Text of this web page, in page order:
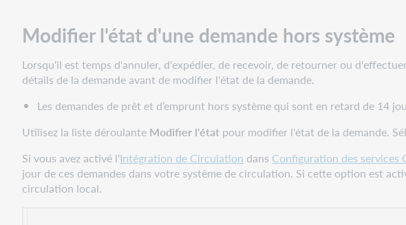
Modifier l'état d'une demande hors système
Lorsqu'il est temps d'annuler, d'expédier, de recevoir, de retourner ou
détails de la demande avant de modifier l'état de la demande.
Les demandes de prêt et d’emprunt hors système qui sont en retard de 14
Utilisez la liste déroulante Modifier l'état pour modifier l'état de la demande.
Si vous avez activé l'Intégration de Circulation dans Configuration des services
jour de ces demandes dans votre système de circulation. Si cette option est
circulation local.